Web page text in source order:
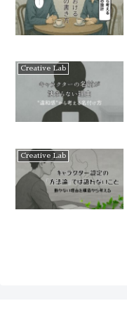
Creative Lab
Creative Lab